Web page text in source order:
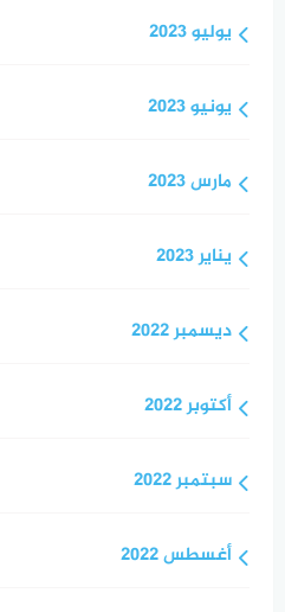
يوليو 2023
يونيو 2023
مارس 2023
يناير 2023
ديسمبر 2022
أكتوبر 2022
سبتمبر 2022
أغسطس 2022